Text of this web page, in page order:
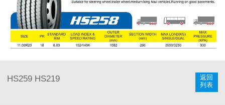
HS259
返回
列表
HS219